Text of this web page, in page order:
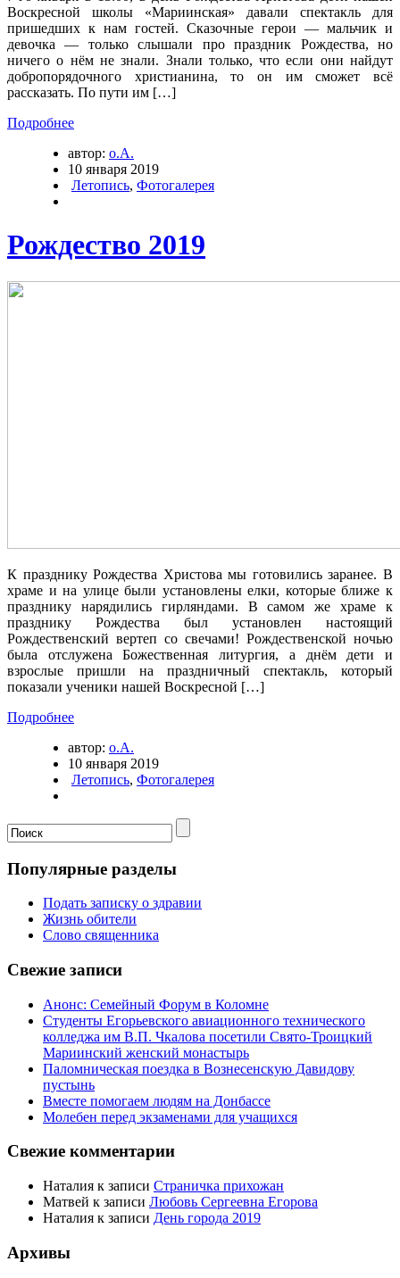
Воскресной школы «Мариинская» давали спектакль для
пришедших к нам гостей. Сказочные герои — мальчик и
девочка — только слышали про праздник Рождества, но
ничего о нём не знали. Знали только, что если они найдут
добропорядочного христианина, то он им сможет всё
рассказать. По пути им […]
Подробнее
автор: о.А.
10 января 2019
Летопись, Фотогалерея
Рождество 2019
К празднику Рождества Христова мы готовились заранее. В
храме и на улице были установлены елки, которые ближе к
празднику нарядились гирляндами. В самом же храме к
празднику Рождества был установлен настоящий
Рождественский вертеп со свечами! Рождественской ночью
была отслужена Божественная литургия, а днём дети и
взрослые пришли на праздничный спектакль, который
показали ученики нашей Воскресной […]
Подробнее
автор: о.А.
10 января 2019
Летопись, Фотогалерея
Популярные разделы
Подать записку о здравии
Жизнь обители
Слово священника
Свежие записи
Анонс: Семейный Форум в Коломне
Студенты Егорьевского авиационного технического
колледжа им В.П. Чкалова посетили Свято-Троицкий
Мариинский женский монастырь
Паломническая поездка в Вознесенскую Давидову
пустынь
Вместе помогаем людям на Донбассе
Молебен перед экзаменами для учащихся
Свежие комментарии
Наталия к записи Страничка прихожан
Матвей к записи Любовь Сергеевна Егорова
Наталия к записи День города 2019
Архивы